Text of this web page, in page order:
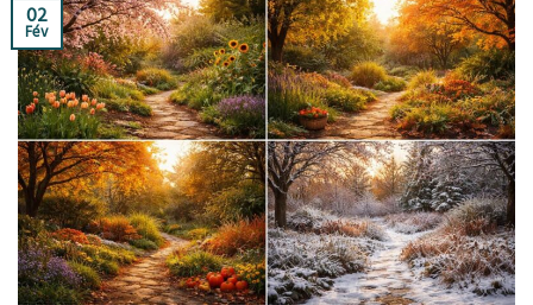
02
Fév